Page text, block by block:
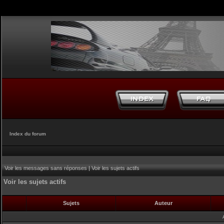
Index du forum
Voir les messages sans réponses|Voir les sujets actifs
Voir les sujets actifs
Sujets Auteur